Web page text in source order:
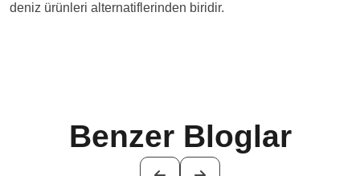
deniz ürünleri alternatiflerinden biridir.
Benzer Bloglar